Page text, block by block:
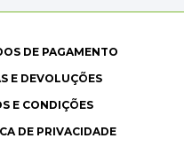
DE PAGAMENTO
E DEVOLUÇÕES
E CONDIÇÕES
DE PRIVACIDADE